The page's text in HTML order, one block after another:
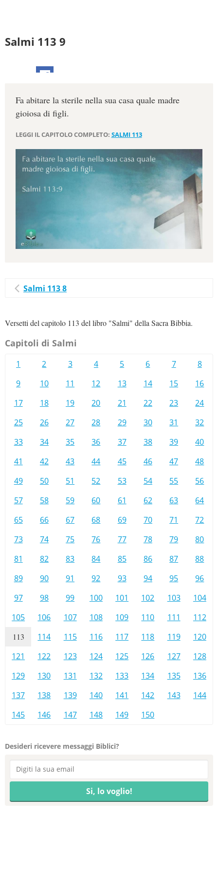
Salmi 113 9
Fa abitare la sterile nella sua casa quale madre
gioiosa di figli.
LEGGI IL CAPITOLO COMPLETO: SALMI 113
Salmi 113 8
Versetti del capitolo 113 del libro "Salmi" della Sacra Bibbia.
Capitoli di Salmi
1 2 3 4 5 6 7
8
9
10 11 12 13 14 15
16
17
18 19 20 21 22 23
24
25
26 27 28 29 30 31
32
33
34 35 36 37 38 39
40
41
42 43 44 45 46 47
48
49
50 51 52 53 54 55
56
57
58 59 60 61 62 63
64
65
66 67 68 69 70 71
72
73
74 75 76 77 78 79
80
81
82 83 84 85 86 87
88
89
90 91 92 93 94 95
96
97
98 99 100 101 102 103
104
105
106 107 108 109 110 111 112
113 114 115 116 117 118 119
120
121
122 123 124 125 126 127
128
129
130 131 132 133 134 135
136
137
138 139 140 141 142 143
144
145
146 147 148 149 150
Desideri ricevere messaggi Biblici?